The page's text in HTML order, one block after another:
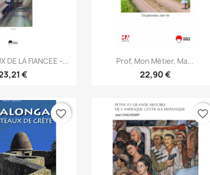
rapide
DE LA FIANCEE -...
€
 Aperçu rapide
Prof, Mon Métier, Ma...
22,90 €
favorite_border favorite_border